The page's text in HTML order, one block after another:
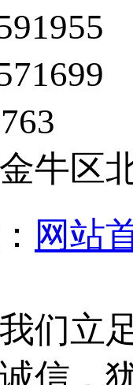
牛区
网站
们立
信，